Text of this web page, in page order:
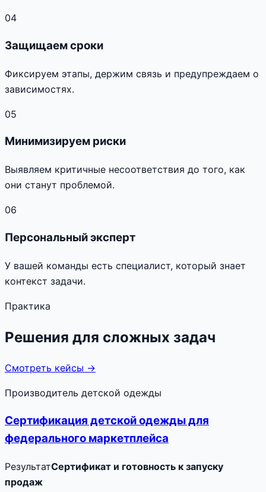
04
Защищаем сроки
Фиксируем этапы, держим связь и предупреждаем о
зависимостях.
05
Минимизируем риски
Выявляем критичные несоответствия до того, как
они станут проблемой.
06
Персональный эксперт
У вашей команды есть специалист, который знает
контекст задачи.
Практика
Решения для сложных задач
Смотреть кейсы →
Производитель детской одежды
Сертификация детской одежды для
федерального маркетплейса
РезультатСертификат и готовность к запуску
продаж